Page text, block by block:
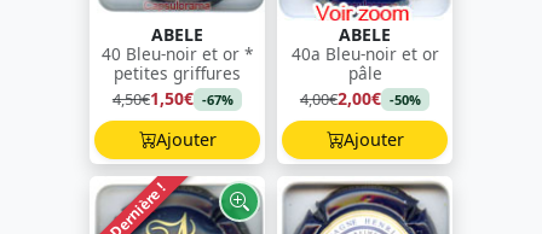
ABELE
40 Bleu-noir et or *
petites griffures
4,50€1,50€ -67%
Ajouter
ABELE
40a Bleu-noir et or
pâle
4,00€2,00€ -50%
Ajouter
Dernière !